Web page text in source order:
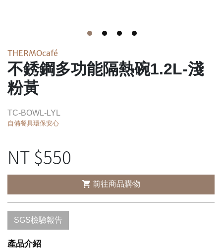
THERMOcafé
不銹鋼多功能隔熱碗1.2L-淺
粉黃
TC-BOWL-LYL
自備餐具環保安心
NT $550
前往商品購物
SGS檢驗報告
產品介紹